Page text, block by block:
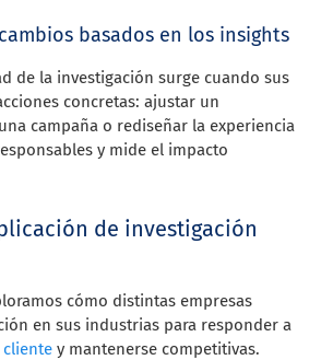
basados en los insights
de la investigación surge cuando sus
concretas: ajustar un
campaña o rediseñar la experiencia
y mide el impacto
de investigación
cómo distintas empresas
en sus industrias para responder a
cliente y mantenerse competitivas.